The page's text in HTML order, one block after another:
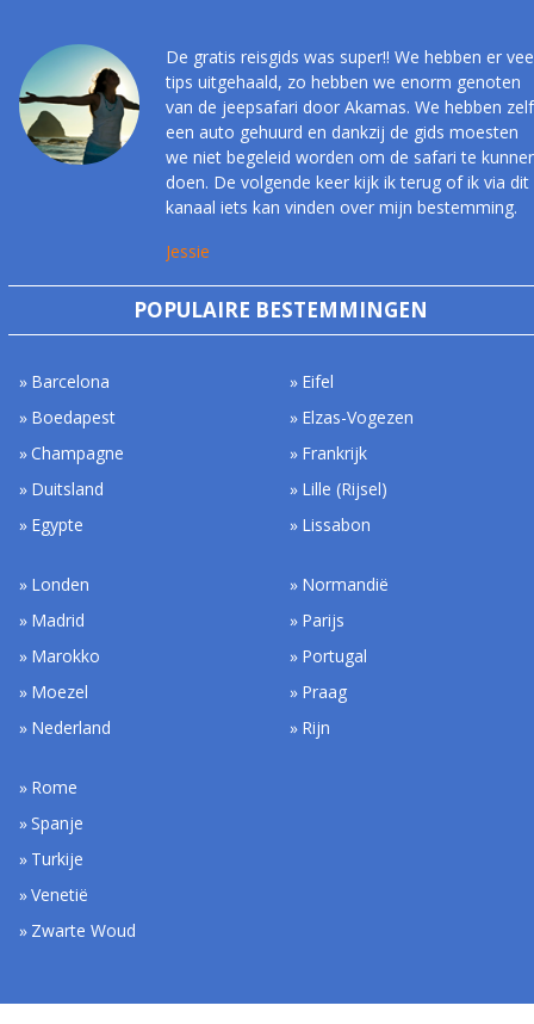
De gratis reisgids was super!! We hebben er
tips uitgehaald, zo hebben we enorm genoten
van de jeepsafari door Akamas. We hebben zelf
een auto gehuurd en dankzij de gids moesten
we niet begeleid worden om de safari te
doen. De volgende keer kijk ik terug of ik via dit
kanaal iets kan vinden over mijn bestemming.
Jessie
POPULAIRE BESTEMMINGEN
Barcelona
Boedapest
Champagne
Duitsland
Egypte
Eifel
Elzas-Vogezen
Frankrijk
Lille (Rijsel)
Lissabon
Londen
Madrid
Marokko
Moezel
Nederland
Normandië
Parijs
Portugal
Praag
Rijn
Rome
Spanje
Turkije
Venetië
Zwarte Woud